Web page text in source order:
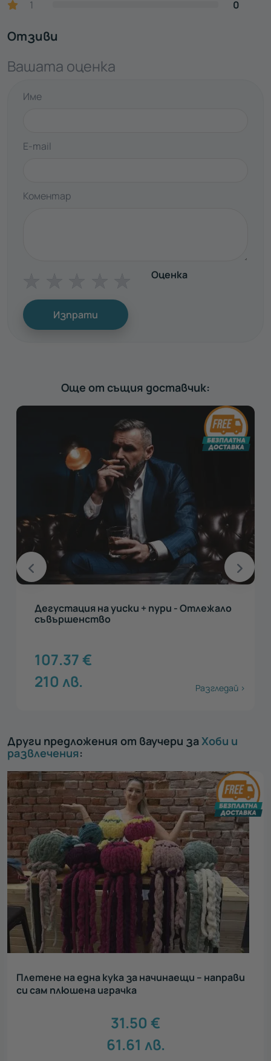
1 0
Отзиви
Вашата оценка
Име
E-mail
Коментар
Оценка
Изпрати
Още от същия доставчик:
Дегустация на уиски + пури - Отлежало
съвършенство
107.37€
210 лв. Разгледай >
Други предложения от ваучери заХоби и
развлечения:
Плетене на една кука за начинаещи – направи
си сам плюшена играчка
31.50 €
61.61 лв.